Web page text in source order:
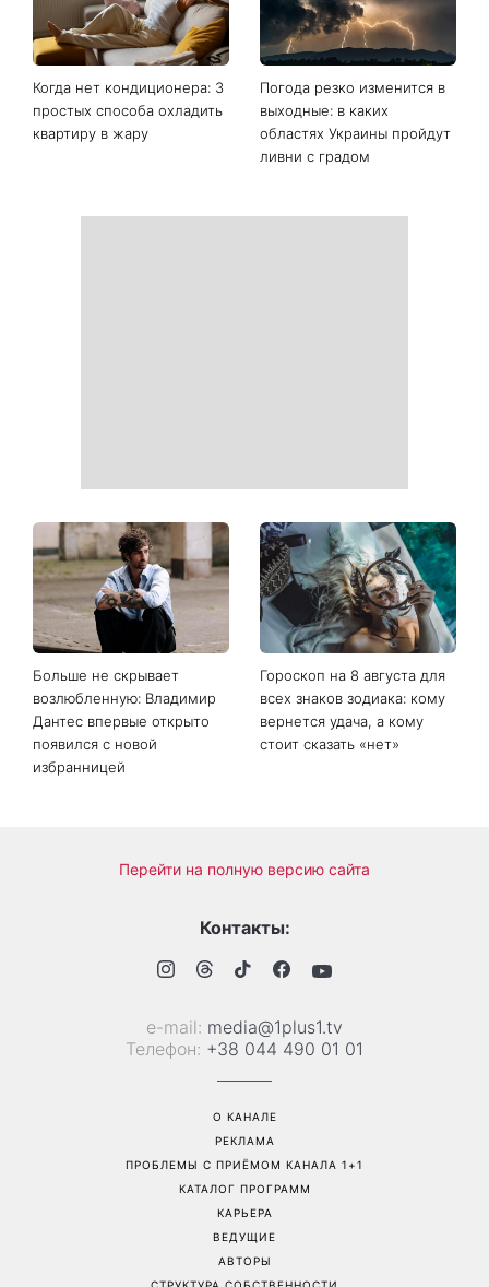
Когда нет кондиционера: 3
простых способа охладить
квартиру в жару
Погода резко изменится в
выходные: в каких
областях Украины пройдут
ливни с градом
Больше не скрывает
возлюбленную: Владимир
Дантес впервые открыто
появился с новой
избранницей
Гороскоп на 8 августа для
всех знаков зодиака: кому
вернется удача, а кому
стоит сказать «нет»
Перейти на полную версию сайта
Контакты:
е-mail: media@1plus1.tv
Телефон: +38 044 490 01 01
О КАНАЛЕ
РЕКЛАМА
ПРОБЛЕМЫ С ПРИЁМОМ КАНАЛА 1+1
КАТАЛОГ ПРОГРАММ
КАРЬЕРА
ВЕДУЩИЕ
АВТОРЫ
СТРУКТУРА СОБСТВЕННОСТИ